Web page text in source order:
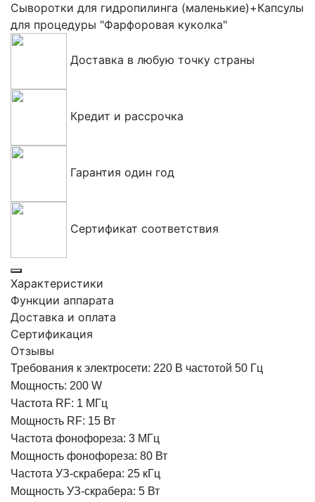
Сыворотки для гидропилинга (маленькие)+Капсулы
для процедуры "Фарфоровая куколка"
Доставка в любую точку страны
Кредит и рассрочка
Гарантия один год
Сертификат соответствия
Характеристики
Функции аппарата
Доставка и оплата
Сертификация
Отзывы
Требования к электросети: 220 В частотой 50 Гц
Мощность: 200 W
Частота RF: 1 МГц
Мощность RF: 15 Вт
Частота фонофореза: 3 МГц
Мощность фонофореза: 80 Вт
Частота УЗ-скрабера: 25 кГц
Мощность УЗ-скрабера: 5 Вт